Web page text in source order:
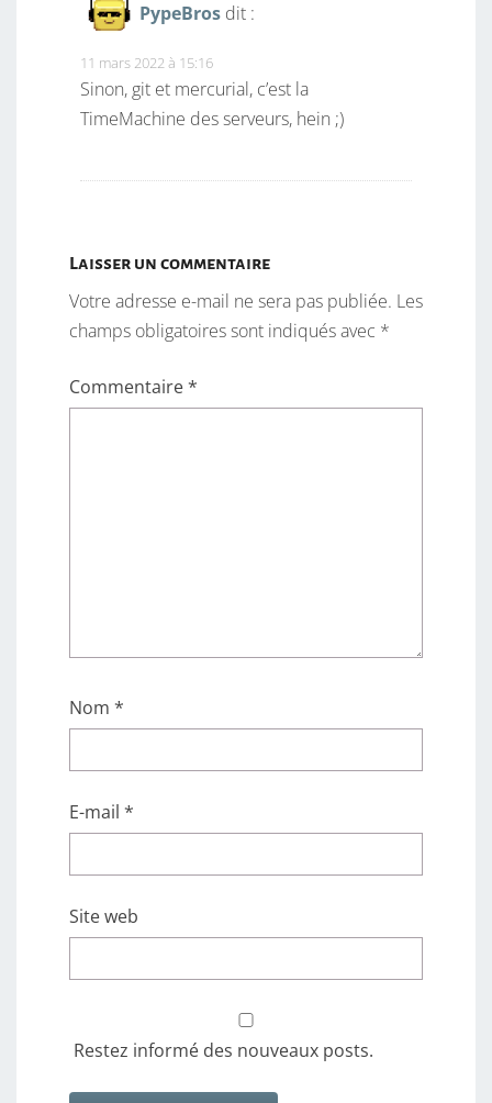
PypeBros dit :
11 mars 2022 à 15:16
Sinon, git et mercurial, c’est la
TimeMachine des serveurs, hein ;)
Laisser un commentaire
Votre adresse e-mail ne sera pas publiée. Les
champs obligatoires sont indiqués avec *
Commentaire*
Nom *
E-mail *
Site web
Restez informé des nouveaux posts.